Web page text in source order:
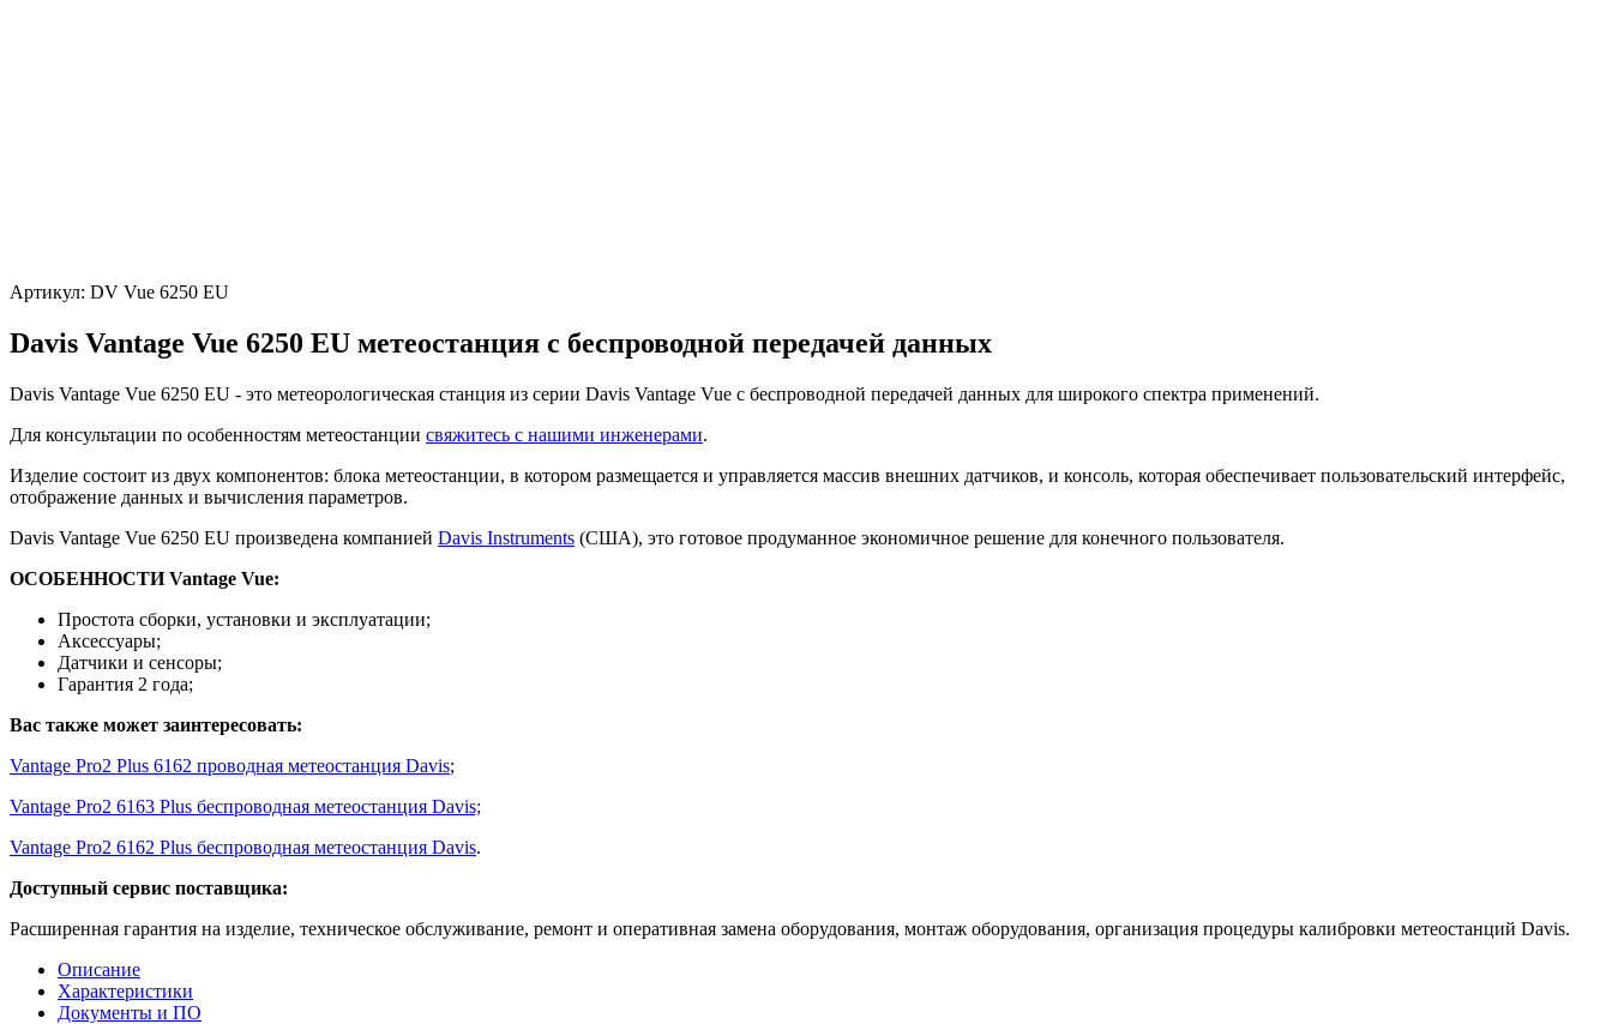
Артикул: DV Vue 6250 EU
Davis Vantage Vue 6250 EU метеостанция с беспроводной передачей данных
Davis Vantage Vue 6250 EU - это метеорологическая станция из серии Davis Vantage Vue с беспроводной передачей данных для широкого спектра применений.
Для консультации по особенностям метеостанции свяжитесь с нашими инженерами.
Изделие состоит из двух компонентов: блока метеостанции, в котором размещается и управляется массив внешних датчиков, и консоль, которая обеспечивает пользовательский интерфейс,
отображение данных и вычисления параметров.
Davis Vantage Vue 6250 EU произведена компанией Davis Instruments (США), это готовое продуманное экономичное решение для конечного пользователя.
ОСОБЕННОСТИ Vantage Vue:
Простота сборки, установки и эксплуатации;
Аксессуары;
Датчики и сенсоры;
Гарантия 2 года;
Вас также может заинтересовать:
Vantage Pro2 Plus 6162 проводная метеостанция Davis;
Vantage Pro2 6163 Plus беспроводная метеостанция Davis;
Vantage Pro2 6162 Plus беспроводная метеостанция Davis.
Доступный сервис поставщика:
Расширенная гарантия на изделие, техническое обслуживание, ремонт и оперативная замена оборудования, монтаж оборудования, организация процедуры калибровки метеостанций Davis.
Описание
Характеристики
Документы и ПО